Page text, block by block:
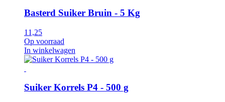
Basterd Suiker Bruin - 5 Kg
11,25
Op voorraad
In winkelwagen
Suiker Korrels P4 - 500 g